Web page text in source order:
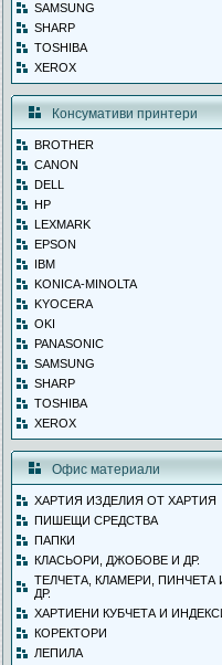
SAMSUNG
SHARP
TOSHIBA
XEROX
Консумативи принтери
BROTHER
CANON
DELL
HP
LEXMARK
EPSON
IBM
KONICA-MINOLTA
KYOCERA
OKI
PANASONIC
SAMSUNG
SHARP
TOSHIBA
XEROX
Офис материали
ХАРТИЯ ИЗДЕЛИЯ ОТ ХАРТИЯ
ПИШЕЩИ СРЕДСТВА
ПАПКИ
КЛАСЬОРИ, ДЖОБОВЕ И ДР.
ТЕЛЧЕТА, КЛАМЕРИ, ПИНЧЕТА
ДР.
ХАРТИЕНИ КУБЧЕТА И
КОРЕКТОРИ
ЛЕПИЛА